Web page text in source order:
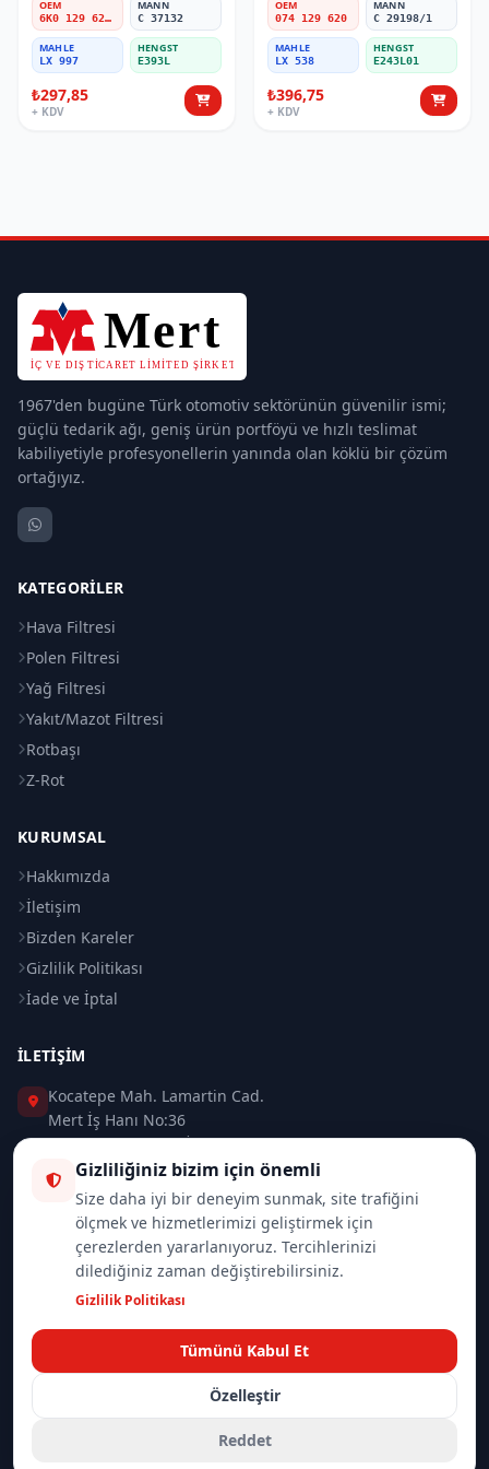
OEM
6K0 129 620 B
MANN
C 37132
MAHLE
LX 997
HENGST
E393L
₺297,85
+ KDV
OEM
074 129 620
MANN
C 29198/1
MAHLE
LX 538
HENGST
E243L01
₺396,75
+ KDV
1967'den bugüne Türk otomotiv sektörünün güvenilir ismi;
güçlü tedarik ağı, geniş ürün portföyü ve hızlı teslimat
kabiliyetiyle profesyonellerin yanında olan köklü bir çözüm
ortağıyız.
KATEGORILER
Hava Filtresi
Polen Filtresi
Yağ Filtresi
Yakıt/Mazot Filtresi
Rotbaşı
Z-Rot
KURUMSAL
Hakkımızda
İletişim
Bizden Kareler
Gizlilik Politikası
İade ve İptal
İLETIŞIM
Kocatepe Mah. Lamartin Cad.
Mert İş Hanı No:36
Taksim / Beyoğlu / İSTANBUL
0 (212) 235 37 83
0 (532) 418 08 46
info@merttrade.com
© 2026Mannlich | MertTrade.com— Tüm hakları saklıdır.
Gizlilikİade Politikası
Gizliliğiniz bizim için önemli
Size daha iyi bir deneyim sunmak, site trafiğini
ölçmek ve hizmetlerimizi geliştirmek için
çerezlerden yararlanıyoruz. Tercihlerinizi
dilediğiniz zaman değiştirebilirsiniz.
Gizlilik Politikası
Tümünü Kabul Et
Özelleştir
Reddet